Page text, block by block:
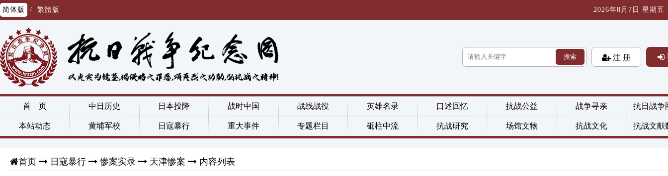
简体版 / 繁體版 2026年8月7日 星期五
搜索 注 册
首 页 中日历史 日本投降 战时中国 战线战役 英雄名录 口述回忆 抗战公益 战争寻亲 抗日战争
本站动态 黄埔军校 日寇暴行 重大事件 专题栏目 砥柱中流 抗战研究 场馆文物 抗战文化 抗战文献
首页 日寇暴行 惨案实录 天津惨案 内容列表